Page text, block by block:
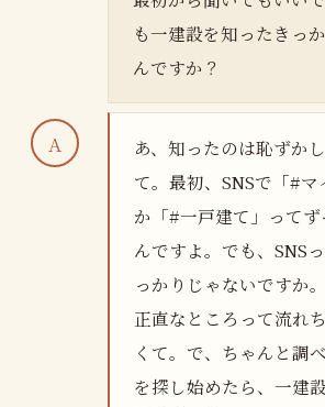
も一建設を知ったきっ
んですか？
あ、知ったのは恥ずか
て。最初、SNSで「#マ
か「#一戸建て」ってず
んですよ。でも、SNS
っかりじゃないですか
正直なところって流れ
くて。で、ちゃんと調
を探し始めたら、一建